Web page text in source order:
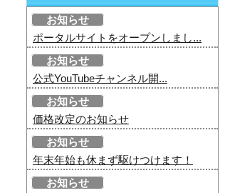
お知らせ
ポータルサイトをオープンしまし...
お知らせ
公式YouTubeチャンネル開...
お知らせ
価格改定のお知らせ
お知らせ
年末年始も休まず駆けつけます！
お知らせ